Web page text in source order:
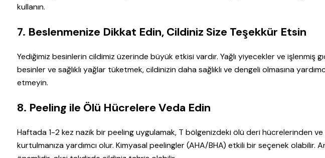
kullanın.
7. Beslenmenize Dikkat Edin, Cildiniz Size Teşekkür Etsin
Yediğimiz besinlerin cildimiz üzerinde büyük etkisi vardır. Yağlı yiyecekler ve işlenmiş
besinler ve sağlıklı yağlar tüketmek, cildinizin daha sağlıklı ve dengeli olmasına
etmeyin.
8. Peeling ile Ölü Hücrelere Veda Edin
Haftada 1-2 kez nazik bir peeling uygulamak, T bölgenizdeki ölü deri hücrelerinden ve
kurtulmanıza yardımcı olur. Kimyasal peelingler (AHA/BHA) etkili bir seçenek olabilir.